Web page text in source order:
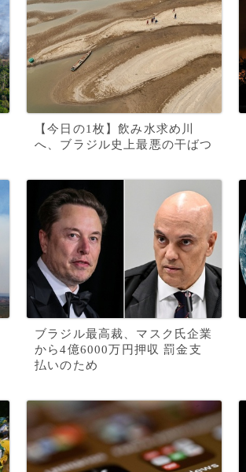
【今日の1枚】飲み水求め川
へ、ブラジル史上最悪の干ばつ
ブラジル最高裁、マスク氏企業
から4億6000万円押収 罰金支
払いのため